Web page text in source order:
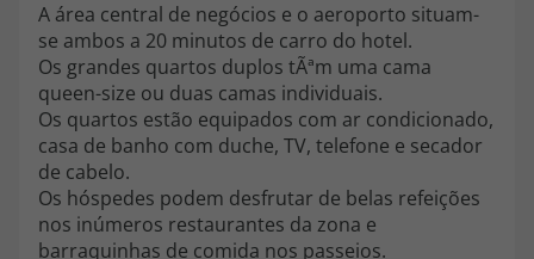
218 925 471
Custo de uma chamada para a rede fixa nacional.
A sua agência de viagens Top Atlântico tem a preocupação de estar
sempre mais perto de si, para maior comodidade e total facilidade
na marcação das suas viagens, tem ainda ao seu dispor o nosso call
center a funcionar todos os dias úteis das 10:00 às 20:00 e Sábado
das 10:00 às 14:00.
A área central de negócios e o aeroporto situam-
se ambos a 20 minutos de carro do hotel.
Os grandes quartos duplos tÃªm uma cama
queen-size ou duas camas individuais.
Os quartos estão equipados com ar condicionado,
casa de banho com duche, TV, telefone e secador
de cabelo.
Os hóspedes podem desfrutar de belas refeições
nos inúmeros restaurantes da zona e
barraquinhas de comida nos passeios.